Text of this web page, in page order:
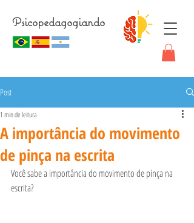
Psicopedagogiando
Post
A importância do movimento
de pinça na escrita
1 min de leitura
Você sabe a importância do movimento de pinça na
escrita?